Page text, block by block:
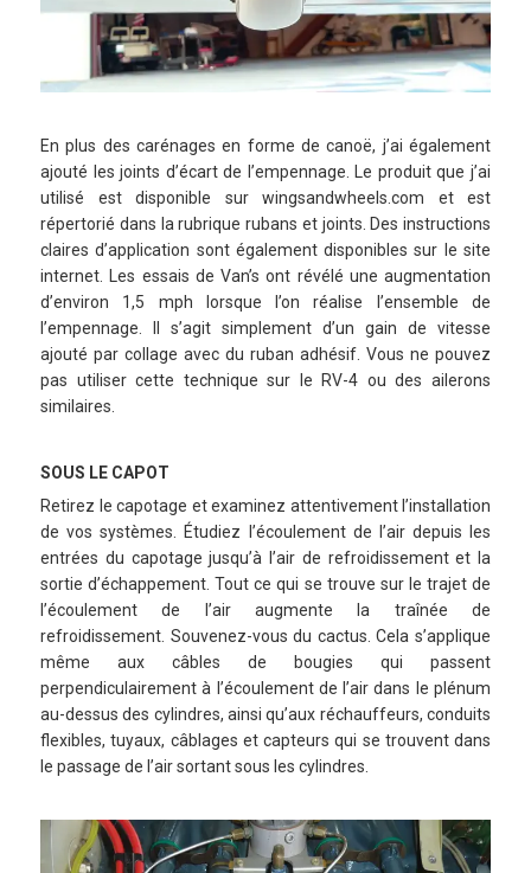
En plus des carénages en forme de canoë, j’ai également
ajouté les joints d’écart de l’empennage. Le produit que j’ai
utilisé est disponible sur wingsandwheels.com et est
répertorié dans la rubrique rubans et joints. Des instructions
claires d’application sont également disponibles sur le site
internet. Les essais de Van’s ont révélé une augmentation
d’environ 1,5 mph lorsque l’on réalise l’ensemble de
l’empennage. Il s’agit simplement d’un gain de vitesse
ajouté par collage avec du ruban adhésif. Vous ne pouvez
pas utiliser cette technique sur le RV-4 ou des ailerons
similaires.
SOUS LE CAPOT
Retirez le capotage et examinez attentivement l’installation
de vos systèmes. Étudiez l’écoulement de l’air depuis les
entrées du capotage jusqu’à l’air de refroidissement et la
sortie d’échappement. Tout ce qui se trouve sur le trajet de
l’écoulement de l’air augmente la traînée de
refroidissement. Souvenez-vous du cactus. Cela s’applique
même aux câbles de bougies qui passent
perpendiculairement à l’écoulement de l’air dans le plénum
au-dessus des cylindres, ainsi qu’aux réchauffeurs, conduits
flexibles, tuyaux, câblages et capteurs qui se trouvent dans
le passage de l’air sortant sous les cylindres.